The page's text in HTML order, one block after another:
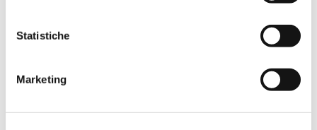
Statistiche
Marketing
Marzo 2022
Dicembre 2021